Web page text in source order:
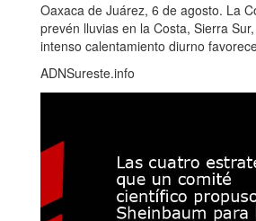
Oaxaca de Juárez, 6 de agosto. La
prevén lluvias en la Costa, Sierra
intenso calentamiento diurno
ADNSureste.info